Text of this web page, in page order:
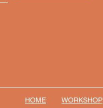
HOME WORKSHOP